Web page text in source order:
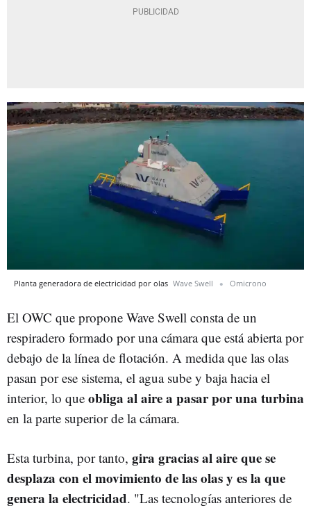
Planta generadora de electricidad por olas Wave Swell Omicrono
El OWC que propone Wave Swell consta de un
respiradero formado por una cámara que está abierta por
debajo de la línea de flotación. A medida que las olas
pasan por ese sistema, el agua sube y baja hacia el
interior, lo que obliga al aire a pasar por una turbina
en la parte superior de la cámara.
Esta turbina, por tanto, gira gracias al aire que se
desplaza con el movimiento de las olas y es la que
genera la electricidad. "Las tecnologías anteriores de